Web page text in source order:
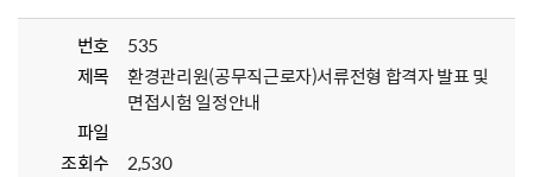
번호
535
제목
환경관리원(공무직근로자)서류전형 합격자 발표 및
면접시험 일정안내
파일
조회수
2,530